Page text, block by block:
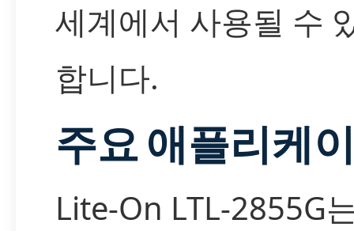
세계에서 사용될 수
합니다.
주요 애플리케
Lite-On LTL-2855G